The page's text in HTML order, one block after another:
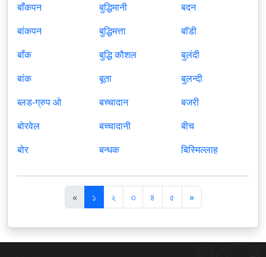
बाँकपन
बांकपन
बाँक
बांक
ब्लड-ग्रुप ओ
बोरवेल
बोर
बुद्धिमानी
बुद्धिमत्ता
बुद्धि कौशल
बूता
बच्चादान
बच्चादानी
बन्धक
बदन
बॉडी
बुलंदी
बुलन्दी
बजरी
बीच
बिस्मिल्लाह
«पि
छ
ला
১ ২ ৩ ৪ ৫ »अ
ग
ला